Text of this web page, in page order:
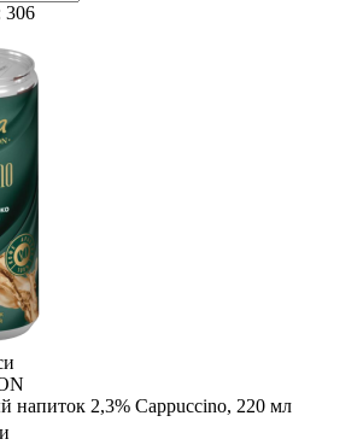
306
2,3% Cappuccino, 220 мл